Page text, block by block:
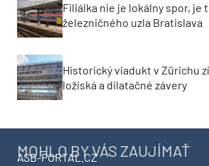
Filiálka nie je lokálny spor, je
železničného uzla Bratislava
Historický viadukt v Zürichu
ložiská a dilatačné závery
MOHLO BY VÁS ZAUJÍMAŤ
ASB-PORTAL.CZ